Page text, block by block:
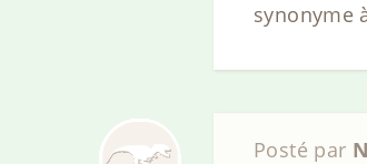
synonyme
Posté par